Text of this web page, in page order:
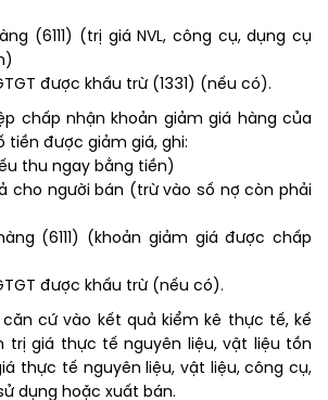
(6111) (trị giá NVL, công cụ, dụng cụ
được khấu trừ (1331) (nếu có).
chấp nhận khoản giảm giá hàng của
tiền được giảm giá, ghi:
thu ngay bằng tiền)
cho người bán (trừ vào số nợ còn phải
(6111) (khoản giảm giá được chấp
được khấu trừ (nếu có).
căn cứ vào kết quả kiểm kê thực tế, kế
trị giá thực tế nguyên liệu, vật liệu tồn
thực tế nguyên liệu, vật liệu, công cụ,
dụng hoặc xuất bán.